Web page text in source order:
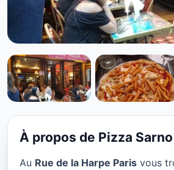
CUISINE EUROPÉENNE
Pizza Sarno à
★ 4/5
À propos de Pizza Sarno
Au Rue de la Harpe Paris vous